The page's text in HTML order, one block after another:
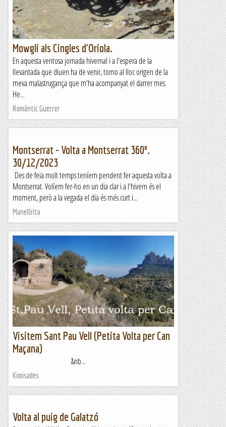
Mowgli als Cingles d'Oriola.
En aquesta ventosa jornada hivernal i a l'espera de la
llevantada que diuen ha de venir, torno al lloc origen de la
meva malastrugança que m'ha acompanyat el darrer mes.
He...
Romàntic Guerrer
Montserrat - Volta a Montserrat 360º.
30/12/2023
Des de feia molt temps teníem pendent fer aquesta volta a
Montserrat. Volíem fer-ho en un dia clar i a l'hivern és el
moment, però a la vegada el dia és més curt i...
Manel&Ita
Visitem Sant Pau Vell (Petita Volta per Can
Maçana)
&nb...
Kimisades
Volta al puig de Galatzó